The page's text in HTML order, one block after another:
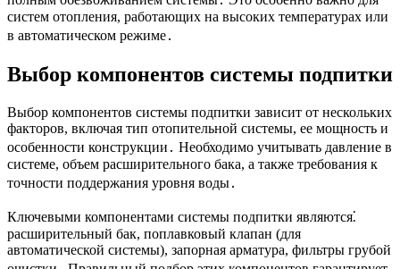
систем отопления, работающих на высоких температурах или
в автоматическом режиме․
Выбор компонентов системы подпитки
Выбор компонентов системы подпитки зависит от нескольких
факторов, включая тип отопительной системы, ее мощность и
особенности конструкции․ Необходимо учитывать давление в
системе, объем расширительного бака, а также требования к
точности поддержания уровня воды․
Ключевыми компонентами системы подпитки являются⁚
расширительный бак, поплавковый клапан (для
автоматической системы), запорная арматура, фильтры грубой